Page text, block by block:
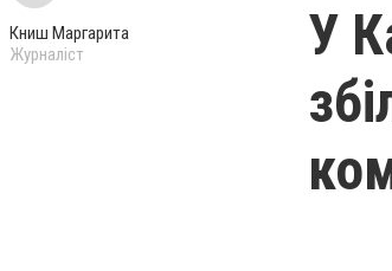
Книш Маргарита
Журналіст
У